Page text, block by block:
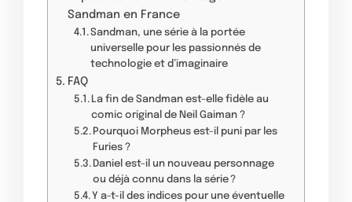
Sandman en France
Sandman, une série à la portée
universelle pour les passionnés de
technologie et d’imaginaire
FAQ
La fin de Sandman est-elle fidèle au
comic original de Neil Gaiman ?
Pourquoi Morpheus est-il puni par les
Furies ?
Daniel est-il un nouveau personnage
ou déjà connu dans la série ?
Y a-t-il des indices pour une éventuelle